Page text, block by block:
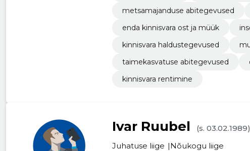
metsamajanduse abitegevused
enda kinnisvara ost ja müük
kinnisvara haldustegevused
taimekasvatuse abitegevused
kinnisvara rentimine
Ivar Ruubel
(s. 03.02.1989)
Juhatuse liige
Nõukogu liige